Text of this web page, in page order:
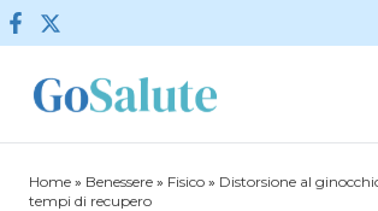
Vai al contenuto
Home » Benessere » Fisico » Distorsione al
tempi di recupero